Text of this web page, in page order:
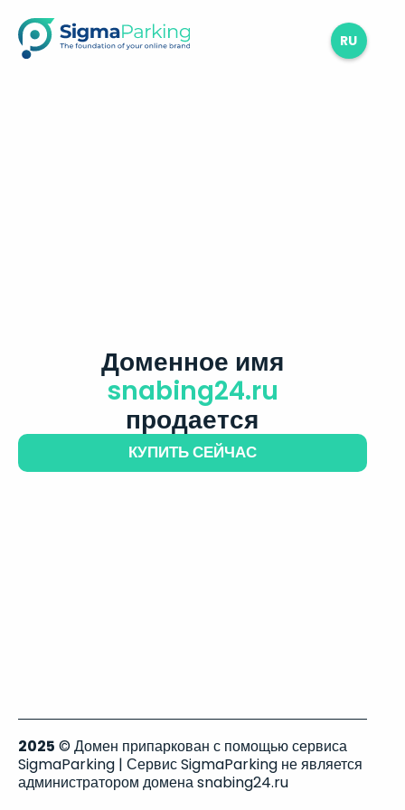
RU
Доменное имя
snabing24.ru
продается
КУПИТЬ СЕЙЧАС
2025 © Домен припаркован с помощью сервиса
SigmaParking | Сервис SigmaParking не является
администратором домена snabing24.ru